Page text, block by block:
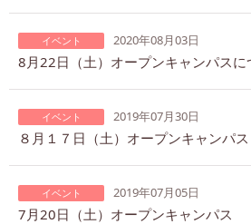
イベント 2020年08月03日
8月22日（土）オープンキャンパスに
イベント 2019年07月30日
８月１７日（土）オープンキャンパス
イベント 2019年07月05日
7月20日（土）オープンキャンパス